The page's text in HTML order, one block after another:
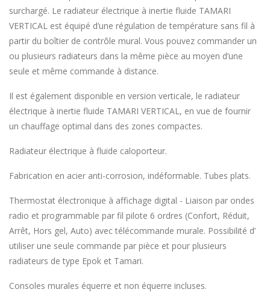
surchargé. Le radiateur électrique à inertie fluide TAMARI
VERTICAL est équipé d’une régulation de température sans fil à
partir du boîtier de contrôle mural. Vous pouvez commander un
ou plusieurs radiateurs dans la même pièce au moyen d’une
seule et même commande à distance.
Il est également disponible en version verticale, le radiateur
électrique à inertie fluide TAMARI VERTICAL, en vue de fournir
un chauffage optimal dans des zones compactes.
Radiateur électrique à fluide caloporteur.
Fabrication en acier anti-corrosion, indéformable. Tubes plats.
Thermostat électronique à affichage digital - Liaison par ondes
radio et programmable par fil pilote 6 ordres (Confort, Réduit,
Arrêt, Hors gel, Auto) avec télécommande murale. Possibilité d’
utiliser une seule commande par pièce et pour plusieurs
radiateurs de type Epok et Tamari.
Consoles murales équerre et non équerre incluses.